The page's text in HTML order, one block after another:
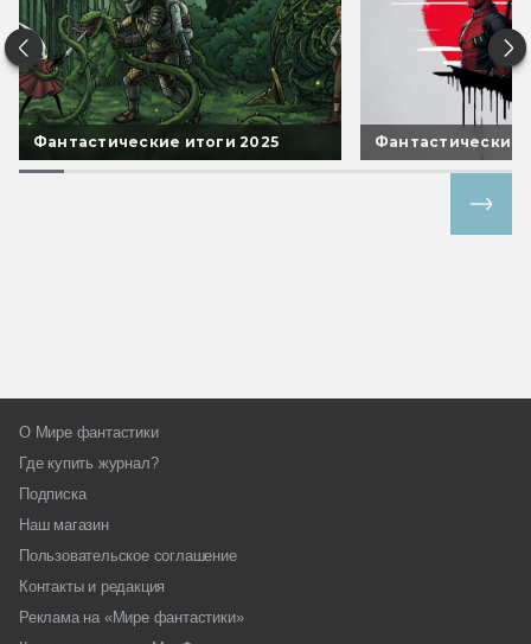
Фантастические итоги 2025 Фантастические
О Мире фантастики
Где купить журнал?
Подписка
Наш магазин
Пользовательское соглашение
Контакты и редакция
Реклама на «Мире фантастики»